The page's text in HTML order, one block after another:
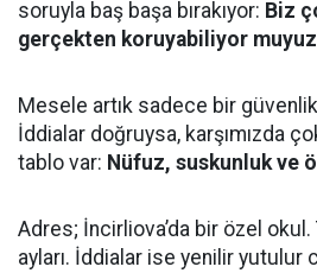
soruyla baş başa bırakıyor: Biz
gerçekten koruyabiliyor
Mesele artık sadece bir
İddialar doğruysa, karşımızda
tablo var: Nüfuz, suskunluk ve
Adres; İncirliova’da bir özel okul.
ayları. İddialar ise yenilir yutulur